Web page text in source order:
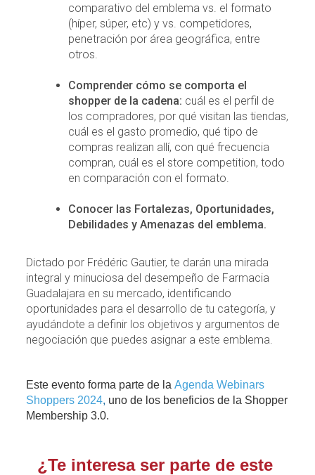
comparativo del emblema vs. el formato
(híper, súper, etc) y vs. competidores,
penetración por área geográfica, entre
otros.
Comprender cómo se comporta el
shopper de la cadena: cuál es el perfil de
los compradores, por qué visitan las tiendas,
cuál es el gasto promedio, qué tipo de
compras realizan allí, con qué frecuencia
compran, cuál es el store competition, todo
en comparación con el formato.
Conocer las Fortalezas, Oportunidades,
Debilidades y Amenazas del emblema.
Dictado por Frédéric Gautier, te darán una mirada
integral y minuciosa del desempeño de Farmacia
Guadalajara en su mercado, identificando
oportunidades para el desarrollo de tu categoría, y
ayudándote a definir los objetivos y argumentos de
negociación que puedes asignar a este emblema.
Este evento forma parte de la Agenda Webinars
Shoppers 2024, uno de los beneficios de la Shopper
Membership 3.0.
¿Te interesa ser parte de este